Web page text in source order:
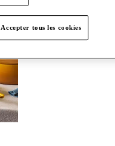
Accepter tous les cookies